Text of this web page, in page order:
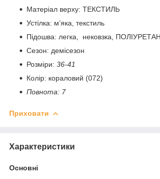
Матеріал верху: ТЕКСТИЛЬ
Устілка: м’яка, текстиль
Підошва: легка, нековзка, ПОЛІУРЕТАН
Сезон: демісезон
Розміри: 36-41
Колір: кораловий (072)
Повнота: 7
Приховати
Характеристики
Основні